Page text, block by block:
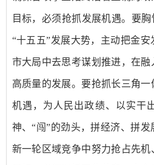
目标，必须抢抓发展机遇。要
“十五五”发展大势，主动把金
市大局中去思考谋划推进，在
高质量的发展。要抢抓长三角
机遇，为人民出政绩、以实干
神、“闯”的劲头，拼经济、拼
新一轮区域竞争中努力抢占先